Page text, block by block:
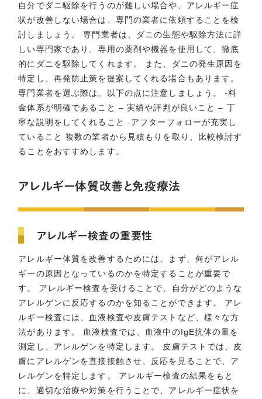
自分でダニ駆除を行うのが難しい場合や、アレルギー症
状が改善しない場合は、専門の業者に依頼することを検
討しましょう。 専門業者は、ダニの生態や駆除方法に詳
しい専門家であり、専用の薬剤や機器を使用して、徹底
的にダニを駆除してくれます。 また、ダニの発生原因を
特定し、再発防止策を提案してくれる場合もあります。
専門業者を選ぶ際は、以下の点に注意しましょう。 -料
金体系が明確であること – 実績や評判が良いこと – 丁
寧な説明をしてくれること -アフターフォローが充実し
ていること 複数の業者から見積もりを取り、比較検討す
ることをおすすめします。
アレルギー体質改善と免疫療法
アレルギー検査の重要性
アレルギー体質を改善するためには、まず、何がアレル
ギーの原因となっているのかを特定することが重要で
す。 アレルギー検査を受けることで、自分がどのような
アレルゲンに反応するのかを知ることができます。 アレ
ルギー検査には、血液検査や皮膚テストなど、様々な方
法があります。 血液検査では、血液中のIgE抗体の量を
測定し、アレルゲンを特定します。 皮膚テストでは、皮
膚にアレルゲンを直接接触させ、反応を見ることで、ア
レルゲンを特定します。 アレルギー検査の結果をもと
に、適切な治療や対策を行うことで、アレルギー症状を